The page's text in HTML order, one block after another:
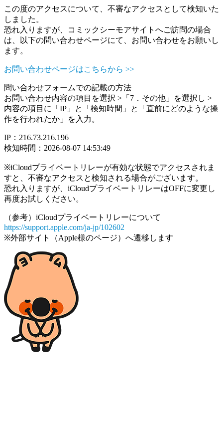
この度のアクセスについて、不審なアクセスとして検知いた
しました。
恐れ入りますが、コミックシーモアサイトへご訪問の場合
は、以下の問い合わせページにて、お問い合わせをお願いし
ます。
お問い合わせページはこちらから >>
問い合わせフォームでの記載の方法
お問い合わせ内容の項目を選択 >「7．その他」を選択し >
内容の項目に「IP」と「検知時間」と「直前にどのような操
作を行われたか」を入力。
IP：216.73.216.196
検知時間：2026-08-07 14:53:49
※iCloudプライベートリレーが有効な状態でアクセスされま
すと、不審なアクセスと検知される場合がございます。
恐れ入りますが、iCloudプライベートリレーはOFFに変更し
再度お試しください。
（参考）iCloudプライベートリレーについて
https://support.apple.com/ja-jp/102602
※外部サイト（Apple様のページ）へ遷移します